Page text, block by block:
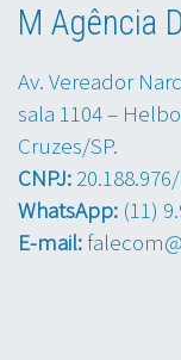
M Agência
Av. Vereador
sala 1104 –
Cruzes/SP.
CNPJ:
WhatsApp: (11)
E-mail: